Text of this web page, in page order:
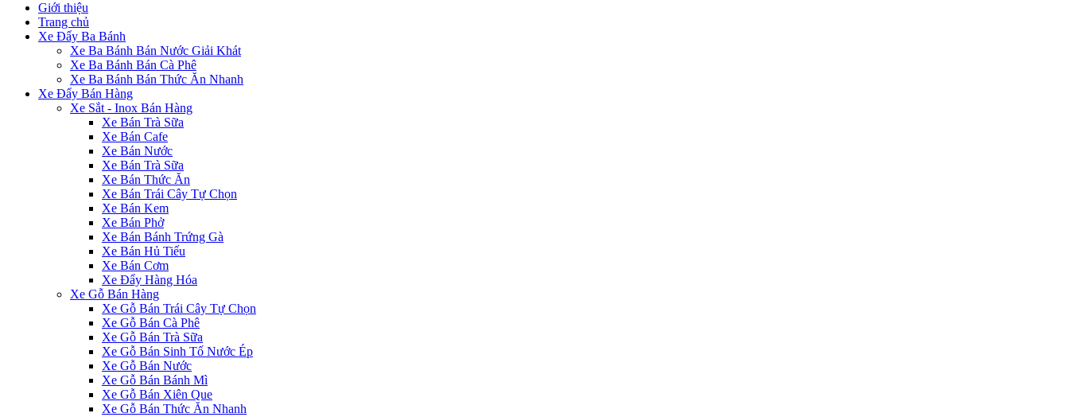
Giới thiệu
Trang chủ
Xe Đẩy Ba Bánh
Xe Ba Bánh Bán Nước Giải Khát
Xe Ba Bánh Bán Cà Phê
Xe Ba Bánh Bán Thức Ăn Nhanh
Xe Đẩy Bán Hàng
Xe Sắt - Inox Bán Hàng
Xe Bán Trà Sữa
Xe Bán Cafe
Xe Bán Nước
Xe Bán Trà Sữa
Xe Bán Thức Ăn
Xe Bán Trái Cây Tự Chọn
Xe Bán Kem
Xe Bán Phở
Xe Bán Bánh Trứng Gà
Xe Bán Hủ Tiếu
Xe Bán Cơm
Xe Đẩy Hàng Hóa
Xe Gỗ Bán Hàng
Xe Gỗ Bán Trái Cây Tự Chọn
Xe Gỗ Bán Cà Phê
Xe Gỗ Bán Trà Sữa
Xe Gỗ Bán Sinh Tố Nước Ép
Xe Gỗ Bán Nước
Xe Gỗ Bán Bánh Mì
Xe Gỗ Bán Xiên Que
Xe Gỗ Bán Thức Ăn Nhanh